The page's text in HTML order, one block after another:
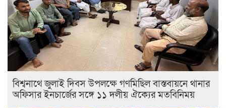
বিশ্বনাথে জুলাই দিবস উপলক্ষে গণমিছিল বাস্তবায়নে থানার
অফিসার ইনচার্জের সঙ্গে ১১ দলীয় ঐক্যের মতবিনিময়